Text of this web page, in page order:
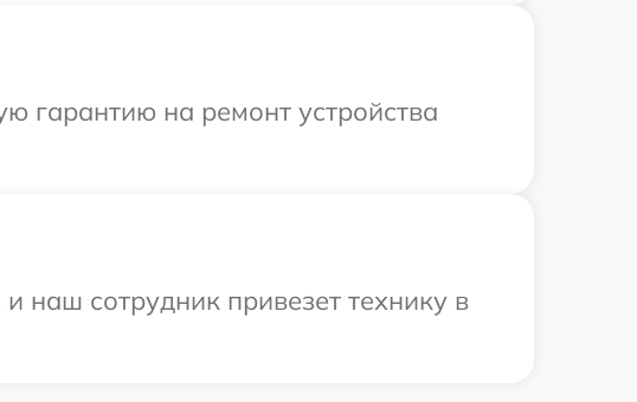
гарантию на ремонт устройства
наш сотрудник привезет технику в